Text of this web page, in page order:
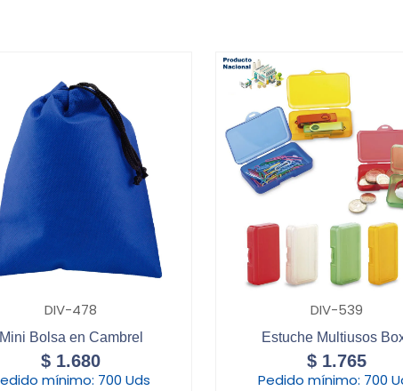
DIV-478
Mini Bolsa en Cambrel
$ 1.680
mínimo: 700 Uds
DIV-539
Estuche Multiusos
$ 1.765
Pedido mínimo: 700